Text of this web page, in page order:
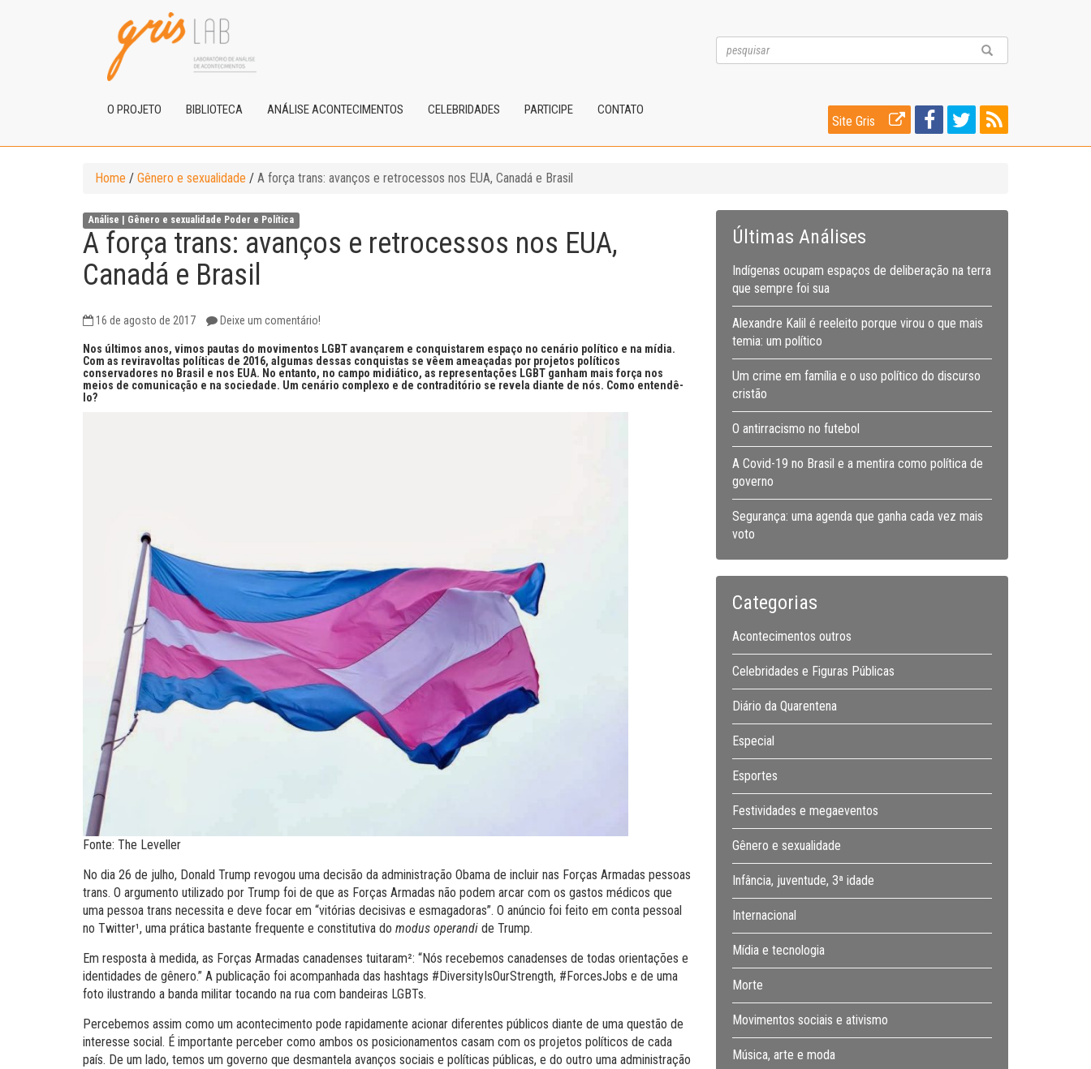
O PROJETO BIBLIOTECA ANÁLISE ACONTECIMENTOS CELEBRIDADES PARTICIPE CONTATO
Site Gris
Home / Gênero e sexualidade / A força trans: avanços e retrocessos nos EUA, Canadá e Brasil
Análise | Gênero e sexualidade Poder e Política
A força trans: avanços e retrocessos nos EUA,
Canadá e Brasil
16 de agosto de 2017 Deixe um comentário!
Nos últimos anos, vimos pautas do movimentos LGBT avançarem e conquistarem espaço no cenário político e na mídia.
Com as reviravoltas políticas de 2016, algumas dessas conquistas se vêem ameaçadas por projetos políticos
conservadores no Brasil e nos EUA. No entanto, no campo midiático, as representações LGBT ganham mais força nos
meios de comunicação e na sociedade. Um cenário complexo e de contraditório se revela diante de nós. Como entendê-
lo?
Fonte: The Leveller
No dia 26 de julho, Donald Trump revogou uma decisão da administração Obama de incluir nas Forças Armadas pessoas
trans. O argumento utilizado por Trump foi de que as Forças Armadas não podem arcar com os gastos médicos que
uma pessoa trans necessita e deve focar em “vitórias decisivas e esmagadoras”. O anúncio foi feito em conta pessoal
no Twitter¹, uma prática bastante frequente e constitutiva do modus operandi de Trump.
Em resposta à medida, as Forças Armadas canadenses tuitaram²: “Nós recebemos canadenses de todas orientações e
identidades de gênero.” A publicação foi acompanhada das hashtags #DiversityIsOurStrength, #ForcesJobs e de uma
foto ilustrando a banda militar tocando na rua com bandeiras LGBTs.
Percebemos assim como um acontecimento pode rapidamente acionar diferentes públicos diante de uma questão de
interesse social. É importante perceber como ambos os posicionamentos casam com os projetos políticos de cada
país. De um lado, temos um governo que desmantela avanços sociais e políticas públicas, e do outro uma administração
Últimas Análises
Indígenas ocupam espaços de deliberação na terra
que sempre foi sua
Alexandre Kalil é reeleito porque virou o que mais
temia: um político
Um crime em família e o uso político do discurso
cristão
O antirracismo no futebol
A Covid-19 no Brasil e a mentira como política de
governo
Segurança: uma agenda que ganha cada vez mais
voto
Categorias
Acontecimentos outros
Celebridades e Figuras Públicas
Diário da Quarentena
Especial
Esportes
Festividades e megaeventos
Gênero e sexualidade
Infância, juventude, 3ª idade
Internacional
Mídia e tecnologia
Morte
Movimentos sociais e ativismo
Música, arte e moda